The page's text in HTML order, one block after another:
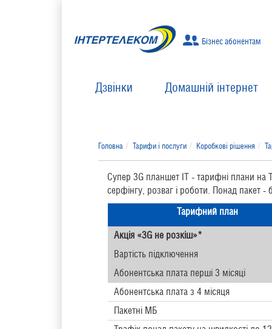
Бізнес абонентам
Дзвінки Домашній інтернет
Головна Тарифи і послуги Коробкові рішення
Супер 3G планшет ІТ - тарифні плани на
серфінгу, розваг і роботи. Понад пакет -
Тарифний план
Акція «3G не розкіш»*
Вартість підключення
Абонентська плата перші 3 місяці
Абонентська плата з 4 місяця
Пакетні МБ